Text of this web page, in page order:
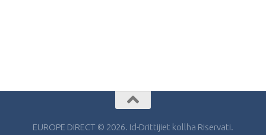
EUROPE DIRECT © 2026. Id-Drittijiet kollha Riservati.